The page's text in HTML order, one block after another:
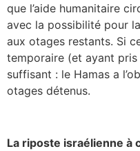
que l’aide humanitaire
avec la possibilité pour
aux otages restants. Si
temporaire (et ayant pris
suffisant : le Hamas a
otages détenus.
La riposte israélienne